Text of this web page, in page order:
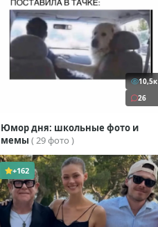
10,5к
26
Юмор дня: школьные фото и
мемы ( 29 фото )
+162